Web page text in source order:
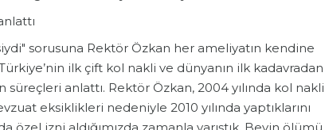
sorusuna Rektör Özkan her ameliyatın kendine
ilk çift kol nakli ve dünyanın ilk kadavradan
anlattı. Rektör Özkan, 2004 yılında kol nakli
eksiklikleri nedeniyle 2010 yılında yaptıklarını
özel izni aldığımızda zamanla yarıştık. Beyin ölümü